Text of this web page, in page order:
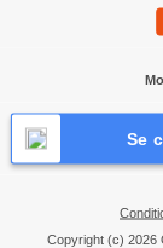
Se
Copyright (c) 2026